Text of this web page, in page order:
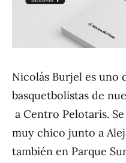
Nicolás Burjel es uno
basquetbolistas de
a Centro Pelotaris.
muy chico junto a
también en Parque